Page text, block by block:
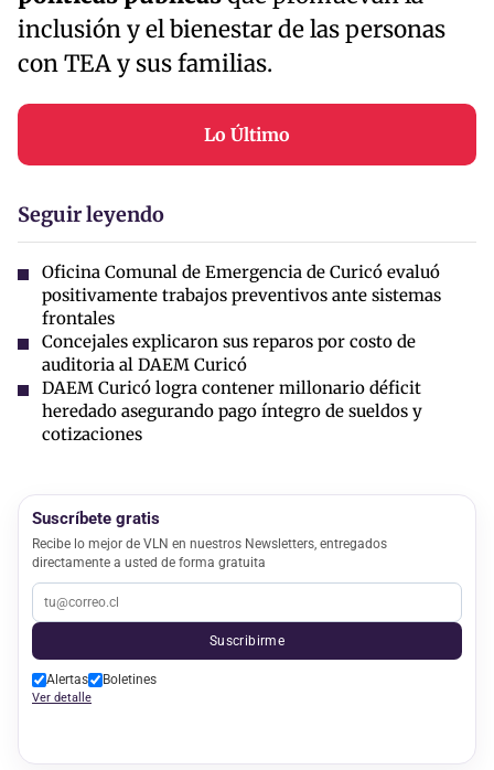
inclusión y el bienestar de las personas
con TEA y sus familias.
Lo Último
Seguir leyendo
Oficina Comunal de Emergencia de Curicó evaluó
positivamente trabajos preventivos ante sistemas
frontales
Concejales explicaron sus reparos por costo de
auditoria al DAEM Curicó
DAEM Curicó logra contener millonario déficit
heredado asegurando pago íntegro de sueldos y
cotizaciones
Suscríbete gratis
Recibe lo mejor de VLN en nuestros Newsletters, entregados
directamente a usted de forma gratuita
Suscribirme
Alertas Boletines
Ver detalle